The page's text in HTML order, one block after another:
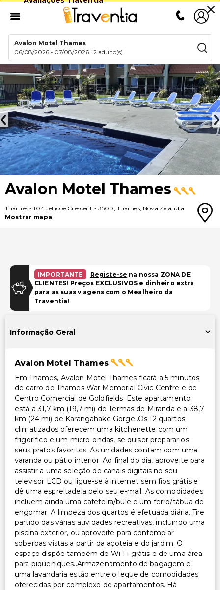
Avalon Motel Thames
06/08/2026 - 07/08/2026 |2 adulto(s)
Avalon Motel Thames
Thames-104 Jellicoe Crescent - 3500, Thames, Nova Zelândia
Mostrar mapa
IMPORTANTE Registe-se na nossa ZONA DE
CLIENTES! Preços EXCLUSIVOS e dinheiro extra
para as suas viagens com o Mealheiro da
Traventia!
Informação Geral
Avalon Motel Thames
Em Thames, Avalon Motel Thames ficará a 5 minutos
de carro de Thames War Memorial Civic Centre e de
Centro Comercial de Goldfields. Este apartamento
está a 31,7 km (19,7 mi) de Termas de Miranda e a 38,7
km (24 mi) de Karangahake Gorge..Os 12 quartos
climatizados oferecem uma kitchenette com um
frigorífico e um micro-ondas, se quiser preparar os
seus pratos favoritos. As unidades contam com uma
varanda ou pátio interior. Ao final do dia, aproveite para
assistir a uma seleção de canais digitais no seu
televisor LCD ou ligue-se à internet sem fios grátis e
dê uma espreitadela pelo seu e-mail. As comodidades
incluem ainda uma cafeteira/bule e um ferro/tábua de
engomar. A limpeza dos quartos é efetuada diária..Tire
partido das várias atividades recreativas, incluindo uma
piscina exterior, ou aproveite para contemplar
soberbas vistas a partir da açoteia e do jardim. O
espaço dispõe também de Wi-Fi grátis e de uma área
para piqueniques..Armazenamento de bagagem e
uma lavandaria estão entre o leque de comodidades
oferecidas por complexo de apartamentos. Há